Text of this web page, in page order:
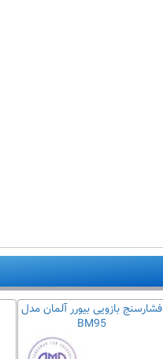
فشارسنج بازویی بیورر آلمان مدل
BM95